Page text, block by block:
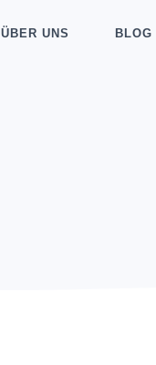
ÜBER UNS BLOG